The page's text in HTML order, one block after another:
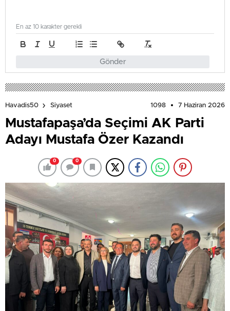
Gönder
En az 10 karakter gerekli
Havadis50 Siyaset 1098 7 Haziran 2026
Mustafapaşa’da Seçimi AK Parti
Adayı Mustafa Özer Kazandı
0 0